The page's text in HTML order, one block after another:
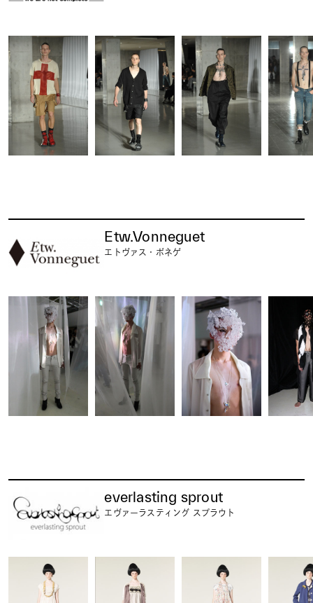
Etw.Vonneguet
エトヴァス・ボネゲ
everlasting sprout
エヴァーラスティング スプラウト